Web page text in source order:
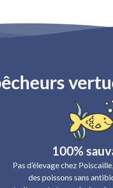
100%
Pas d’élevage chez
des poissons sans